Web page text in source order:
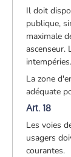
Il doit
publique,
maximale
ascenseur.
intempéries.
La zone
adéquate
Art. 18
Les voies
usagers
courantes.